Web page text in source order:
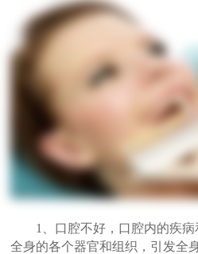
1、口腔不好，口腔内的疾病
全身的各个器官和组织，引发全